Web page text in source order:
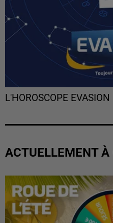
L'HOROSCOPE EVASION
ACTUELLEMENT À